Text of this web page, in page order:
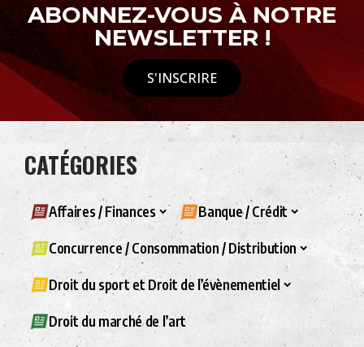
ABONNEZ-VOUS À NOTRE
NEWSLETTER !
S'INSCRIRE
CATÉGORIES
Affaires / Finances Banque / Crédit
Concurrence / Consommation / Distribution
Droit du sport et Droit de l’évènementiel
Droit du marché de l’art